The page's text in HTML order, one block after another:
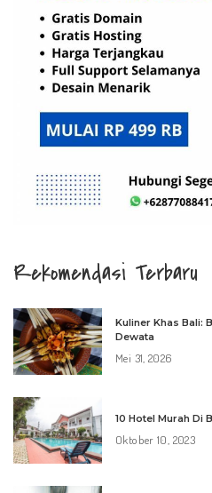
Rekomendasi Terbaru
Kuliner Khas Bali:
Dewata
Mei 31, 2026
10 Hotel Murah Di
Oktober 10, 2023